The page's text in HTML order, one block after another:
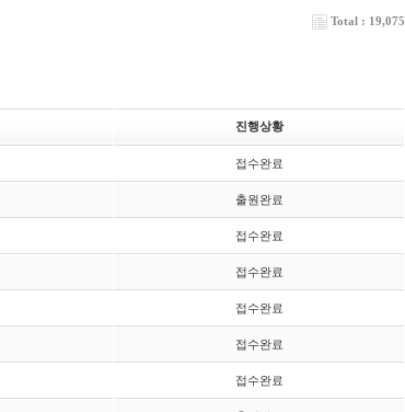
Total : 19,075
진행상황
접수완료
출원완료
접수완료
접수완료
접수완료
접수완료
접수완료